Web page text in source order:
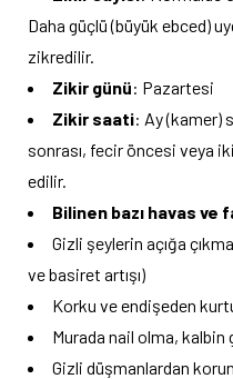
Daha güçlü (büyük ebced)
zikredilir.
Zikir günü: Pazartesi
Zikir saati: Ay (kamer)
sonrası, fecir öncesi veya
edilir.
Bilinen bazı havas ve
Gizli şeylerin açığa
ve basiret artışı)
Korku ve endişeden
Murada nail olma, kalbin
Gizli düşmanlardan